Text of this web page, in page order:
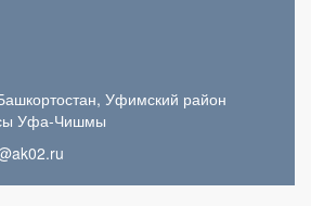
Уфимский район
Уфа-Чишмы